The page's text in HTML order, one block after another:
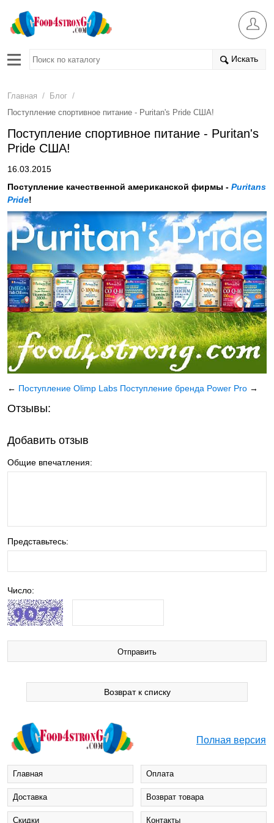
Искать
Главная / Блог /
Поступление спортивное питание - Puritan's Pride США!
Поступление спортивное питание - Puritan's
Pride США!
16.03.2015
Поступление качественной американской фирмы - Puritans
Pride!
← Поступление Olimp Labs Поступление бренда Power Pro →
Отзывы:
Добавить отзыв
Общие впечатления:
Представьтесь:
Число:
Возврат к списку
Полная версия
Главная Оплата
Доставка Возврат товара
Cкидки Контакты